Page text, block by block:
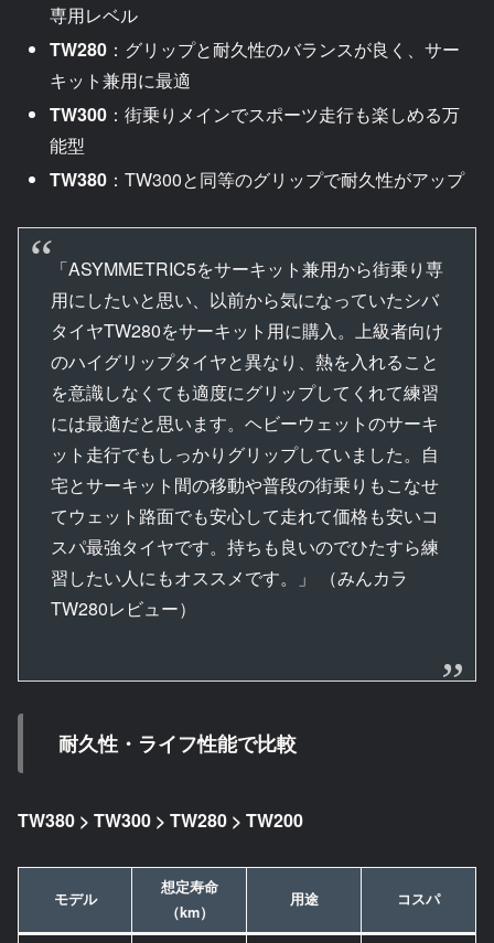
専用レベル
TW280 ：グリップと耐久性のバランスが良く、サー
キット兼用に最適
TW300 ：街乗りメインでスポーツ走行も楽しめる万
能型
TW380 ：TW300と同等のグリップで耐久性がアップ
「ASYMMETRIC5をサーキット兼用から街乗り専
用にしたいと思い、以前から気になっていたシバ
タイヤTW280をサーキット用に購入。上級者向け
のハイグリップタイヤと異なり、熱を入れること
を意識しなくても適度にグリップしてくれて練習
には最適だと思います。ヘビーウェットのサーキ
ット走行でもしっかりグリップしていました。自
宅とサーキット間の移動や普段の街乗りもこなせ
てウェット路面でも安心して走れて価格も安いコ
スパ最強タイヤです。持ちも良いのでひたすら練
習したい人にもオススメです。」 （みんカラ
TW280レビュー）
耐久性・ライフ性能で比較
TW380 > TW300 > TW280 > TW200
モデル
想定寿命
（km）
用途 コスパ